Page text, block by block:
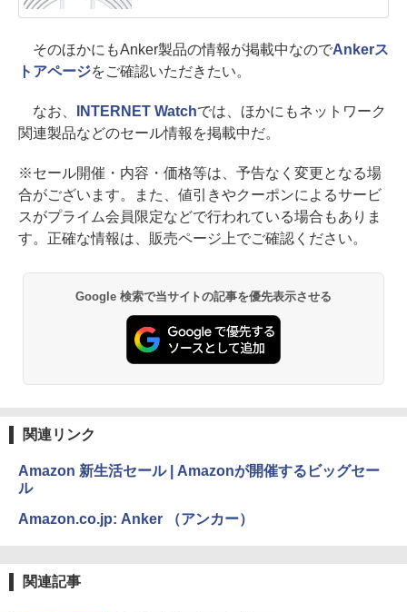
そのほかにもAnker製品の情報が掲載中なのでAnkerス
トアページをご確認いただきたい。
なお、 INTERNET Watchでは、ほかにもネットワーク
関連製品などのセール情報を掲載中だ。
※セール開催・内容・価格等は、予告なく変更となる場
合がございます。また、値引きやクーポンによるサービ
スがプライム会員限定などで行われている場合もありま
す。正確な情報は、販売ページ上でご確認ください。
Google 検索で当サイトの記事を優先表示させる
関連リンク
Amazon 新生活セール | Amazonが開催するビッグセー
ル
Amazon.co.jp: Anker （アンカー）
関連記事